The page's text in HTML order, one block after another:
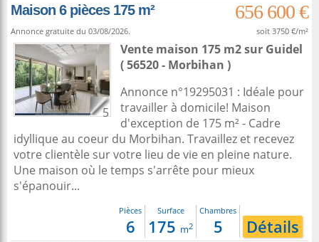
Maison 6 pièces 175 m²
656 600 €
Annonce gratuite du 03/08/2026. soit 3750 €/m²
5
Vente maison 175 m2sur Guidel
( 56520 - Morbihan )
Annonce n°19295031 : Idéale pour
travailler à domicile! Maison
d'exception de 175 m² - Cadre
idyllique au coeur du Morbihan. Travaillez et recevez
votre clientèle sur votre lieu de vie en pleine nature.
Une maison où le temps s'arrête pour mieux
s'épanouir...
Pièces
6
Surface
175 m2
Chambres
5 Détails